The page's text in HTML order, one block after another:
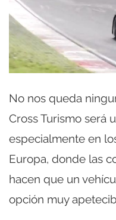
No nos queda
Cross Turismo será
especialmente en
Europa, donde las
hacen que un
opción muy